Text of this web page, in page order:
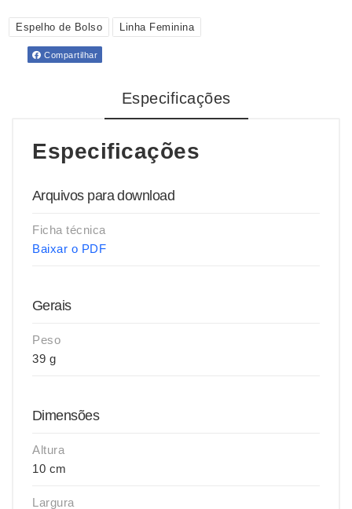
Espelho de Bolso Linha Feminina
Compartilhar
Especificações
Especificações
Arquivos para download
Ficha técnica
Baixar o PDF
Gerais
Peso
39 g
Dimensões
Altura
10 cm
Largura